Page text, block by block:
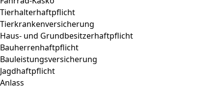
Tierhalterhaftpflicht
Tierkrankenversicherung
Haus- und Grundbesitzerhaftpflicht
Bauherrenhaftpflicht
Bauleistungsversicherung
Jagdhaftpflicht
Anlass